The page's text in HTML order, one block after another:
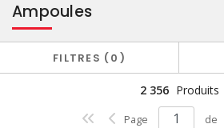
Ampoules
FILTRES 0
2 356 Produits
Page de